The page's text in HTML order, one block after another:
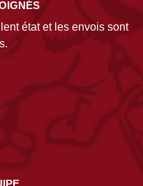
état et les envois sont